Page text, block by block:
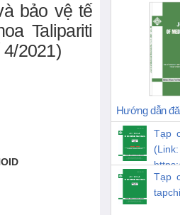
bảo vệ tế
Talipariti
2021)
Hướng dẫn
Tạp
(Link:
Tạp